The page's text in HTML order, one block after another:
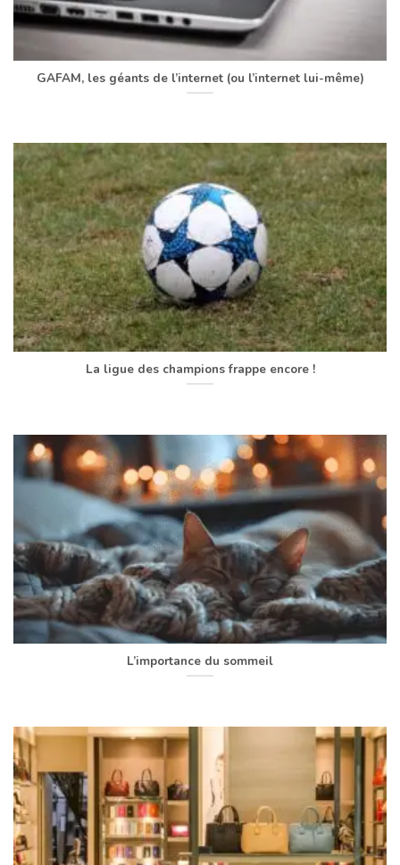
GAFAM, les géants de l’internet (ou l’internet lui-même)
La ligue des champions frappe encore !
L’importance du sommeil